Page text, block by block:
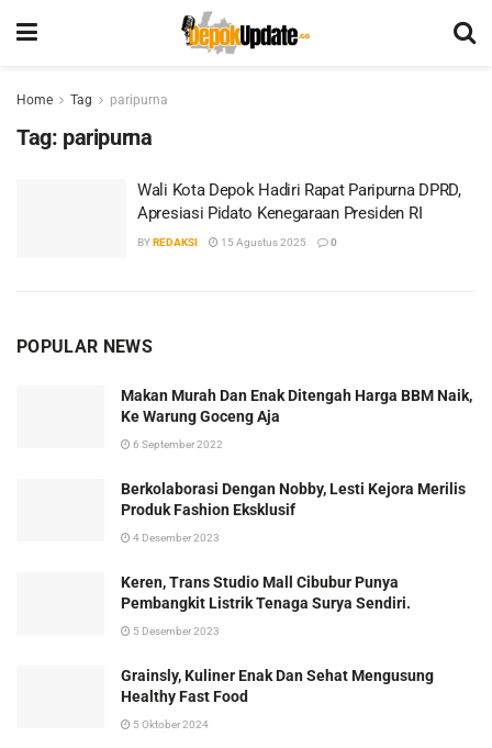
Home Tag paripurna
Tag: paripurna
Wali Kota Depok Hadiri Rapat Paripurna DPRD,
Apresiasi Pidato Kenegaraan Presiden RI
BYREDAKSI 15 Agustus 2025 0
POPULAR NEWS
Makan Murah Dan Enak Ditengah Harga BBM Naik,
Ke Warung Goceng Aja
6 September 2022
Berkolaborasi Dengan Nobby, Lesti Kejora Merilis
Produk Fashion Eksklusif
4 Desember 2023
Keren, Trans Studio Mall Cibubur Punya
Pembangkit Listrik Tenaga Surya Sendiri.
5 Desember 2023
Grainsly, Kuliner Enak Dan Sehat Mengusung
Healthy Fast Food
5 Oktober 2024